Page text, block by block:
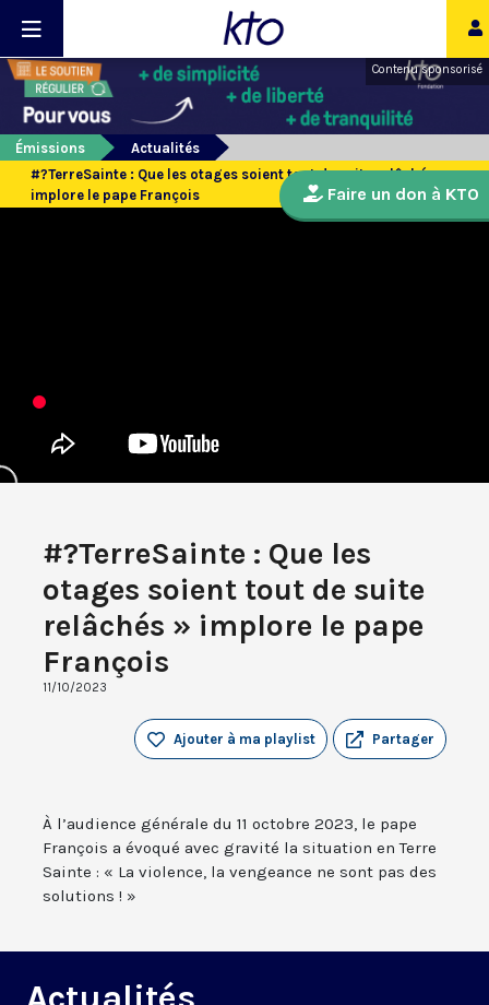
Contenu sponsorisé
Émissions
Actualités
#?TerreSainte : Que les otages soient tout de suite relâchés »
implore le pape François
#?TerreSainte : Que les
otages soient tout de suite
relâchés » implore le pape
François
11/10/2023
Partager
Ajouter à ma playlist
À l’audience générale du 11 octobre 2023, le pape
François a évoqué avec gravité la situation en Terre
Sainte : « La violence, la vengeance ne sont pas des
solutions ! »
Faire un don à KTO